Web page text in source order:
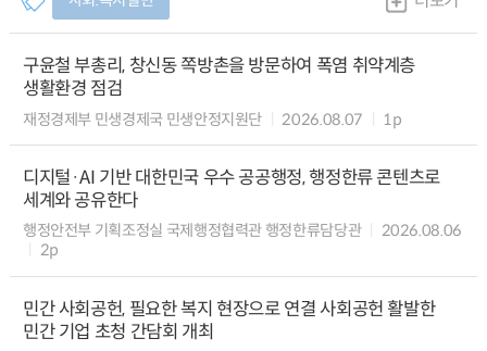
구윤철 부총리, 창신동 쪽방촌을 방문하여 폭염 취약계층
생활환경 점검
재정경제부 민생경제국 민생안정지원단 2026.08.07 1p
디지털·AI 기반 대한민국 우수 공공행정, 행정한류 콘텐츠로
세계와 공유한다
행정안전부 기획조정실 국제행정협력관 행정한류담당관
2026.08.06
2p
민간 사회공헌, 필요한 복지 현장으로 연결 사회공헌 활발한
민간 기업 초청 간담회 개최